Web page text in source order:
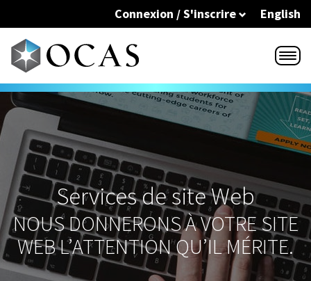
Skip to main content English
Connexion / S'inscrire
Services de site Web
NOUS DONNERONS À VOTRE SITE
WEB L’ATTENTION QU’IL MÉRITE.